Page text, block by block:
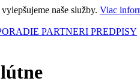
naše služby. Viac
PARTNERI PREDPISY